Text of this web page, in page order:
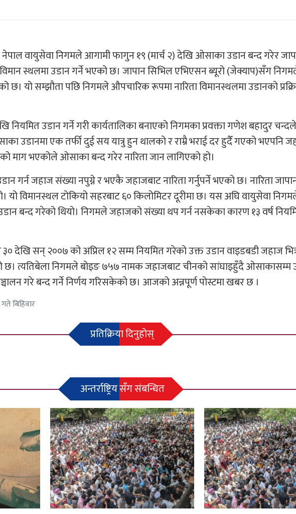
नेपाल वायुसेवा निगमले आगामी फागुन १९ (मार्च २) देखि ओसाका उडान बन्द गरेर
स्थलमा उडान गर्ने भएको छ। जापान सिभिल एभिएसन ब्यूरो (जेक्याप)सँग
छ। यो सम्झौता पछि निगमले औपचारिक रूपमा नारिता विमानस्थलमा उडानको
नियमित उडान गर्ने गरी कार्यतालिका बनाएको निगमका प्रवक्ता गणेश बहादुर
उडानमा एक तर्फी दुई सय यात्रु हुन थालको र राम्रै भराई दर हुदैँ गएको भएपनि
माग भएकोले ओसाका बन्द गरेर नारिता जान लागिएको हो।
गर्न जहाज संख्या नपुग्ने र भएकै जहाजबाट नारिता गर्नुपर्ने भएको छ। नारिता
यो विमानस्थल टोकियो सहरबाट ६० किलोमिटर दूरीमा छ। यस अघि वायुसेवा
बन्द गरेको थियो। निगमले जहाजको संख्या थप गर्न नसकेका कारण १३ वर्ष
देखि सन् २००७ को अप्रिल १२ सम्म नियमित गरेको उक्त उडान वाइडबडी जहाज
छ। त्यतिबेला निगमले बोइङ ७५७ नामक जहाजबाट चीनको सांघाइहुँदै ओसाकासम्म
गरे बन्द गर्ने निर्णय गरिसकेको छ। आजको अन्नपूर्ण पोस्टमा खबर छ ।
बिहिवार
प्रतिक्रिया दिनुहोस्
अन्तर्राष्ट्रिय सँग संबन्धित